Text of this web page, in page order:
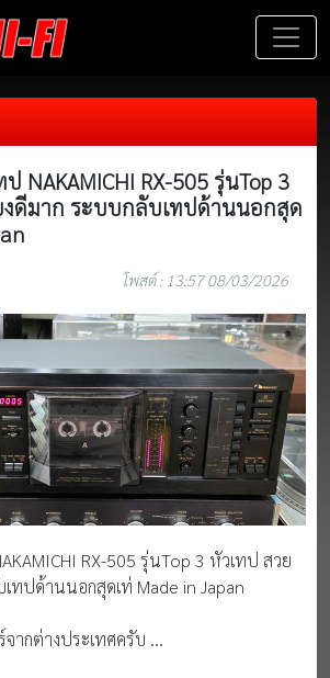
ป NAKAMICHI RX-505 รุ่นTop 3
งดีมาก ระบบกลับเทปด้านนอกสุด
โพสต์ : 13:57 08/03/2026
RX-505 รุ่นTop 3 หัวเทป สวย
เทปด้านนอกสุดเท่ Made in Japan
จากต่างประเทศครับ ...